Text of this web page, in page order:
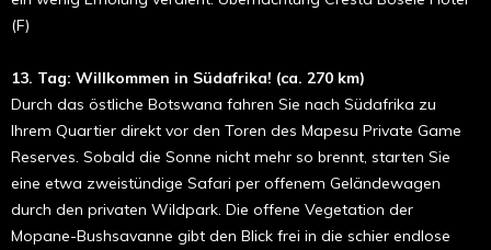
(F)
13. Tag: Willkommen in Südafrika! (ca. 270 km)
Durch das östliche Botswana fahren Sie nach Südafrika zu
Ihrem Quartier direkt vor den Toren des Mapesu Private Game
Reserves. Sobald die Sonne nicht mehr so brennt, starten Sie
eine etwa zweistündige Safari per offenem Geländewagen
durch den privaten Wildpark. Die offene Vegetation der
Mopane-Bushsavanne gibt den Blick frei in die schier endlose